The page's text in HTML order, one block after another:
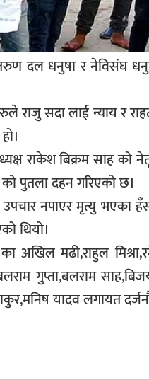
दल धनुषा र नेविसंघ
सदा लाई न्याय र
राकेश बिक्रम साह को
पुतला दहन गरिएको छ।
नपाएर मृत्यु भएका
थियो।
अखिल मढी,राहुल
गुप्ता,बलराम
यादव लगायत